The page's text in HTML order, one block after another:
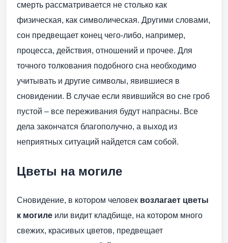
смерть рассматривается не столько как
физическая, как символическая. Другими словами,
сон предвещает конец чего-либо, например,
процесса, действия, отношений и прочее. Для
точного толкования подобного сна необходимо
учитывать и другие символы, явившиеся в
сновидении. В случае если явившийся во сне гроб
пустой – все переживания будут напрасны. Все
дела закончатся благополучно, а выход из
неприятных ситуаций найдется сам собой.
Цветы на могиле
Сновидение, в котором человек возлагает цветы
к могиле или видит кладбище, на котором много
свежих, красивых цветов, предвещает